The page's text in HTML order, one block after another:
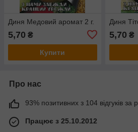
Диня Медовий аромат 2 г.
5,70 ₴
Купити
Диня
5,70 ₴
Про нас
93% позитивних з 104 відгуків за
Працює з 25.10.2012